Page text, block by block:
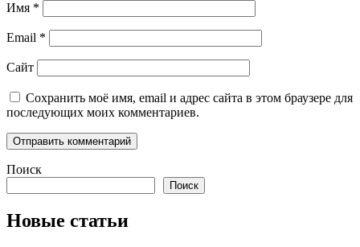
Имя *
Email *
Сайт
Сохранить моё имя, email и адрес сайта в этом браузере для
последующих моих комментариев.
Поиск
Поиск
Новые статьи